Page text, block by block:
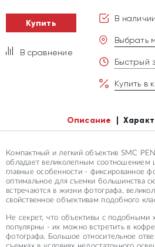
Купить
В сравнение
В
Выбрать
Быстрый
Купить в
Описание
Компактный и легкий объектив SMC
обладает великолепным соотношением
главные особенности - фиксированное
оптимальное для съемки большинства
встречаются в жизни фотографа,
свойственное объективам подобного
Не секрет, что объективы с подобными
популярны - их можно встретить в
фотографа. Большое относительное